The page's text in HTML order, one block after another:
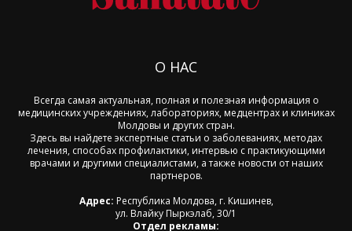
О НАС
Всегда самая актуальная, полная и полезная информация о
медицинских учреждениях, лабораториях, медцентрах и клиниках
Молдовы и других стран.
Здесь вы найдете экспертные статьи о заболеваниях, методах
лечения, способах профилактики, интервью с практикующими
врачами и другими специалистами, а также новости от наших
партнеров.
Адрес: Республика Молдова, г. Кишинев,
ул. Влайку Пыркэлаб, 30/1
Отдел рекламы: